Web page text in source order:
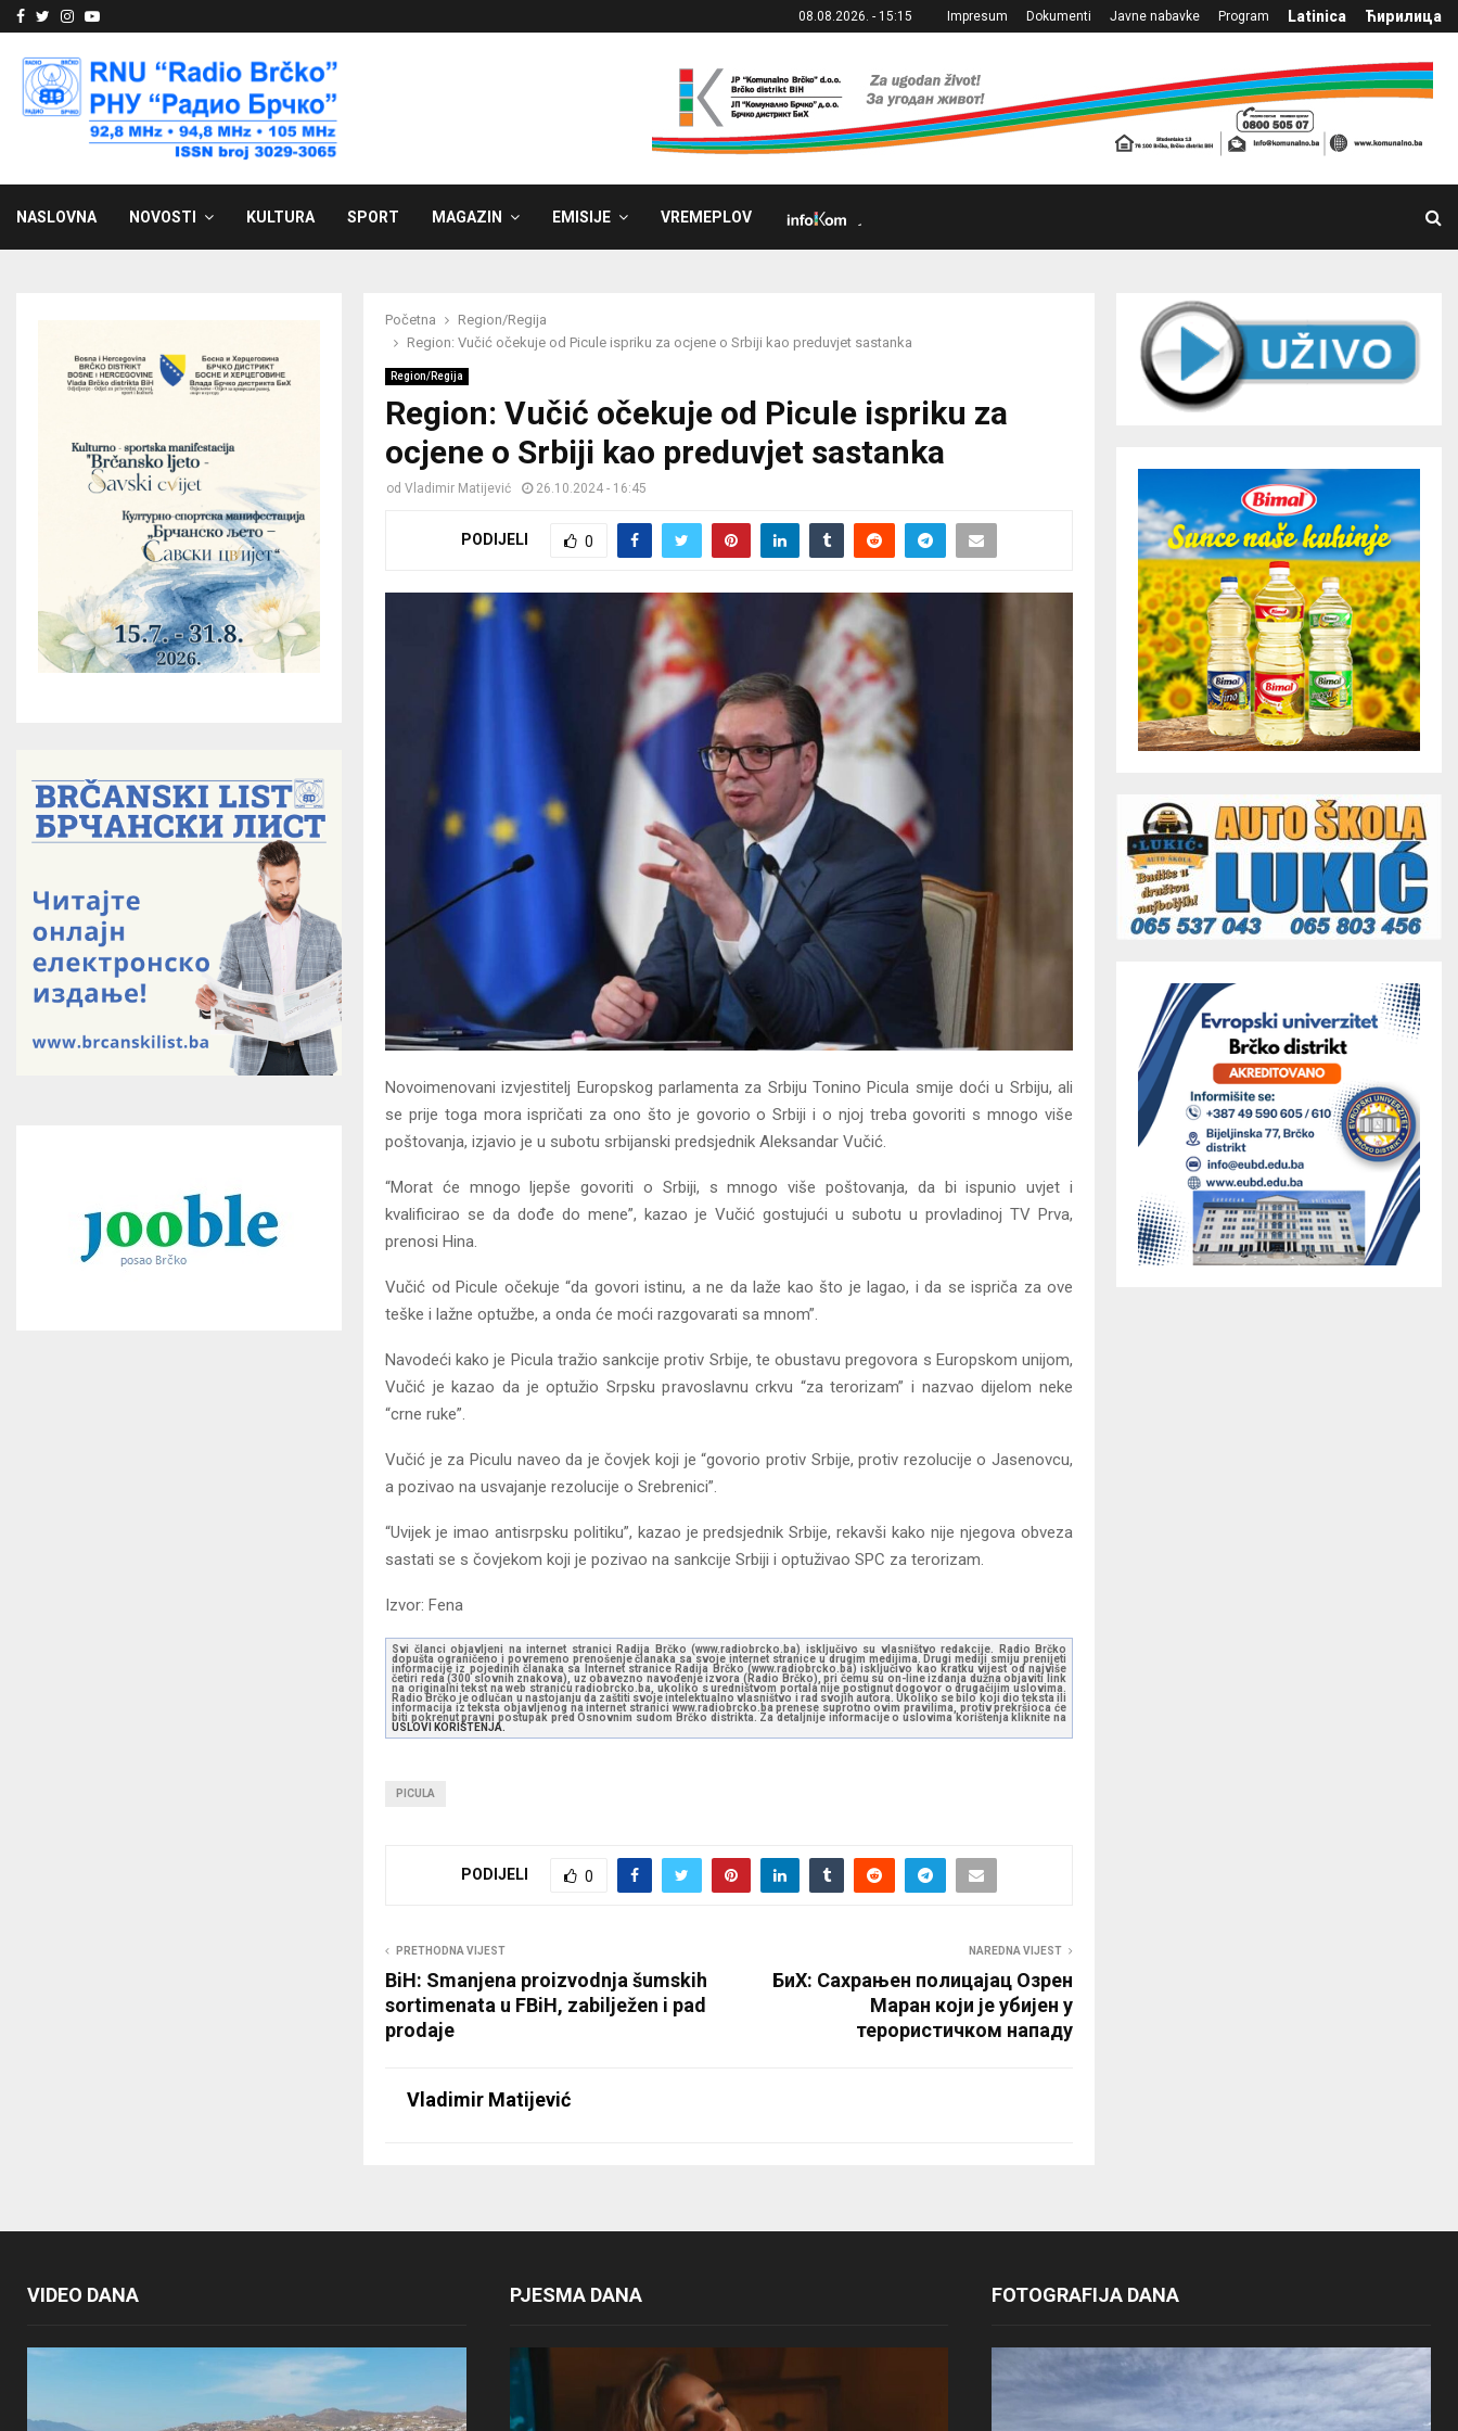
Facebook
Twitter
Instagram
Youtube 08.08.2026. - 15:15 Impresum Dokumenti Javne nabavke Program Latinica Ћирилица
NASLOVNA NOVOSTI KULTURA SPORT MAGAZIN EMISIJE VREMEPLOV
Početna
Region/Regija
Region: Vučić očekuje od Picule ispriku za ocjene o Srbiji kao preduvjet sastanka
Region/Regija
Region: Vučić očekuje od Picule ispriku za
ocjene o Srbiji kao preduvjet sastanka
od Vladimir Matijević 26.10.2024 - 16:45
PODIJELI 0
Novoimenovani izvjestitelj Europskog parlamenta za Srbiju Tonino Picula smije doći u Srbiju, ali
se prije toga mora ispričati za ono što je govorio o Srbiji i o njoj treba govoriti s mnogo više
poštovanja, izjavio je u subotu srbijanski predsjednik Aleksandar Vučić.
“Morat će mnogo ljepše govoriti o Srbiji, s mnogo više poštovanja, da bi ispunio uvjet i
kvalificirao se da dođe do mene”, kazao je Vučić gostujući u subotu u provladinoj TV Prva,
prenosi Hina.
Vučić od Picule očekuje “da govori istinu, a ne da laže kao što je lagao, i da se ispriča za ove
teške i lažne optužbe, a onda će moći razgovarati sa mnom”.
Navodeći kako je Picula tražio sankcije protiv Srbije, te obustavu pregovora s Europskom unijom,
Vučić je kazao da je optužio Srpsku pravoslavnu crkvu “za terorizam” i nazvao dijelom neke
“crne ruke”.
Vučić je za Piculu naveo da je čovjek koji je “govorio protiv Srbije, protiv rezolucije o Jasenovcu,
a pozivao na usvajanje rezolucije o Srebrenici”.
“Uvijek je imao antisrpsku politiku”, kazao je predsjednik Srbije, rekavši kako nije njegova obveza
sastati se s čovjekom koji je pozivao na sankcije Srbiji i optuživao SPC za terorizam.
Izvor: Fena
Svi članci objavljeni na internet stranici Radija Brčko (www.radiobrcko.ba) isključivo su vlasništvo redakcije. Radio Brčko
dopušta ograničeno i povremeno prenošenje članaka sa svoje internet stranice u drugim medijima. Drugi mediji smiju prenijeti
informacije iz pojedinih članaka sa Internet stranice Radija Brčko (www.radiobrcko.ba) isključivo kao kratku vijest od najviše
četiri reda (300 slovnih znakova), uz obavezno navođenje izvora (Radio Brčko), pri čemu su on-line izdanja dužna objaviti link
na originalni tekst na web stranicu radiobrcko.ba, ukoliko s uredništvom portala nije postignut dogovor o drugačijim uslovima.
Radio Brčko je odlučan u nastojanju da zaštiti svoje intelektualno vlasništvo i rad svojih autora. Ukoliko se bilo koji dio teksta ili
informacija iz teksta objavljenog na internet stranici www.radiobrcko.ba prenese suprotno ovim pravilima, protiv prekršioca će
biti pokrenut pravni postupak pred Osnovnim sudom Brčko distrikta. Za detaljnije informacije o uslovima korištenja kliknite na
USLOVI KORIŠTENJA.
PICULA
PODIJELI 0
PRETHODNA VIJEST
BiH: Smanjena proizvodnja šumskih
sortimenata u FBiH, zabilježen i pad
prodaje
NAREDNA VIJEST
БиХ: Сахрањен полицајац Озрен
Маран који је убијен у
терористичком нападу
Vladimir Matijević
VIDEO DANA PJESMA DANA FOTOGRAFIJA DANA